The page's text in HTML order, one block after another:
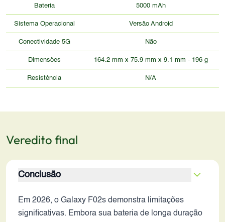
Bateria 5000 mAh
Sistema Operacional Versão Android
Conectividade 5G Não
Dimensões 164.2 mm x 75.9 mm x 9.1 mm - 196 g
Resistência N/A
Veredito final
Conclusão
Em 2026, o Galaxy F02s demonstra limitações
significativas. Embora sua bateria de longa duração